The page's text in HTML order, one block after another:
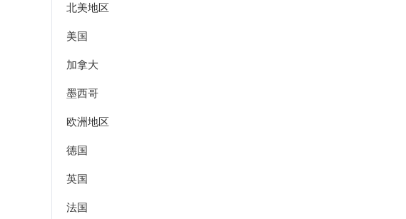
北美地区
美国
加拿大
墨西哥
欧洲地区
德国
英国
法国